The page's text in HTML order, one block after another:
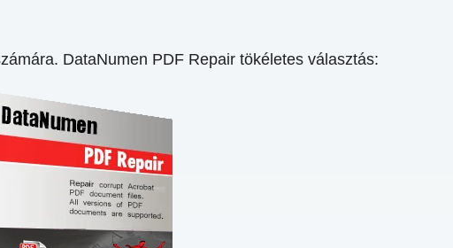
DataNumen PDF Repair tökéletes választás: